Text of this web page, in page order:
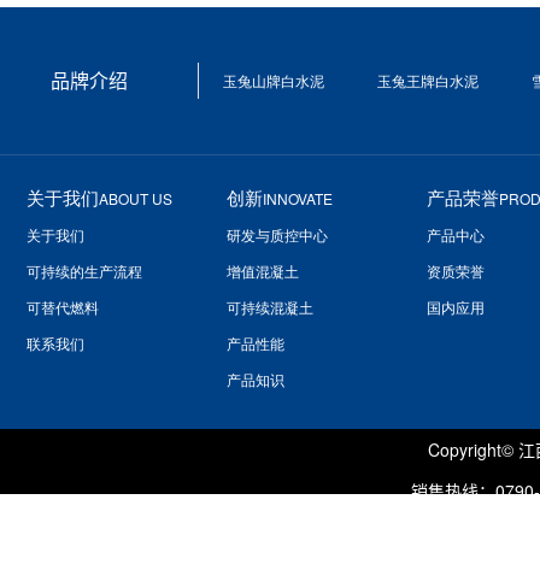
品牌介绍 玉兔山牌白水泥 玉兔王牌白水泥
关于我们ABOUT US
关于我们
可持续的生产流程
可替代燃料
联系我们
创新INNOVATE
研发与质控中心
增值混凝土
可持续混凝土
产品性能
产品知识
产品荣誉
产品中心
资质荣誉
国内应用
Copyright© 江
销售热线：